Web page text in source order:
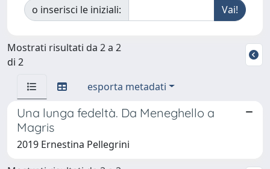
o inserisci le iniziali:
Mostrati risultati da 2 a 2
di 2
esporta metadati
Una lunga fedeltà. Da Meneghello a
Magris
2019 Ernestina Pellegrini